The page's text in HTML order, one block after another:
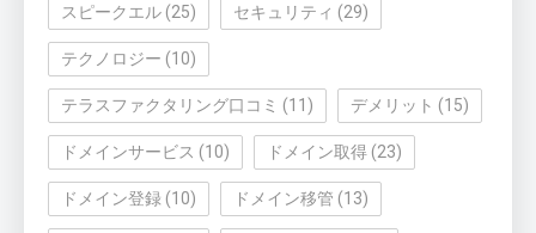
スピークエル (25) セキュリティ (29)
テクノロジー (10)
テラスファクタリング口コミ (11) デメリット (15)
ドメインサービス (10) ドメイン取得 (23)
ドメイン登録 (10) ドメイン移管 (13)